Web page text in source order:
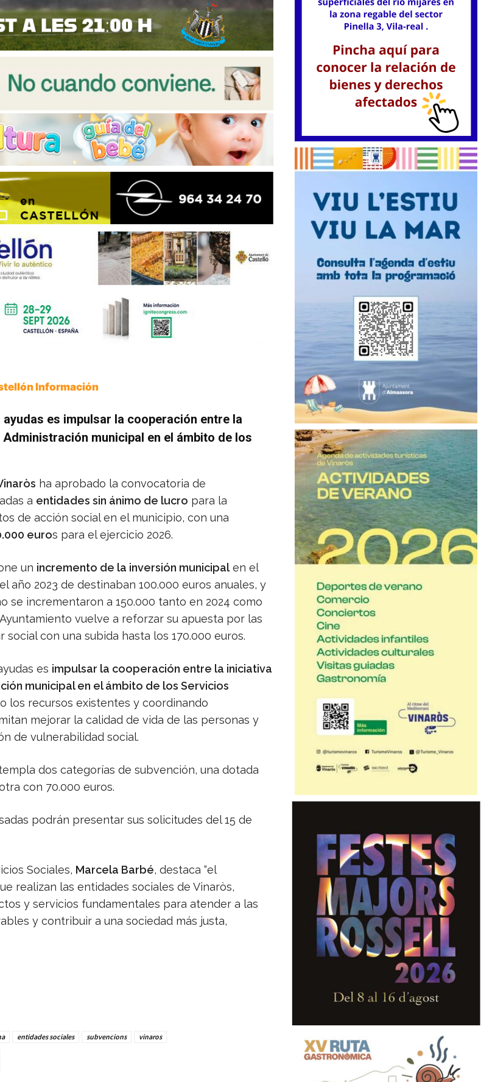
Información
es impulsar la cooperación entre la
municipal en el ámbito de los
ha aprobado la convocatoria de
a entidades sin ánimo de lucro para la
de acción social en el municipio, con una
euros para el ejercicio 2026.
un incremento de la inversión municipalen el
año 2023 de destinaban 100.000 euros anuales, y
se incrementaron a 150.000 tanto en 2024 como
vuelve a reforzar su apuesta por las
con una subida hasta los 170.000 euros.
es impulsar la cooperación entre la iniciativa
municipal en el ámbito de los Servicios
los recursos existentes y coordinando
mejorar la calidad de vida de las personas y
de vulnerabilidad social.
dos categorías de subvención, una dotada
con 70.000 euros.
podrán presentar sus solicitudes del 15 de
Sociales, Marcela Barbé, destaca “el
realizan las entidades sociales de Vinaròs,
y servicios fundamentales para atender a las
y contribuir a una sociedad más justa,
entidades sociales subvencions vinaros